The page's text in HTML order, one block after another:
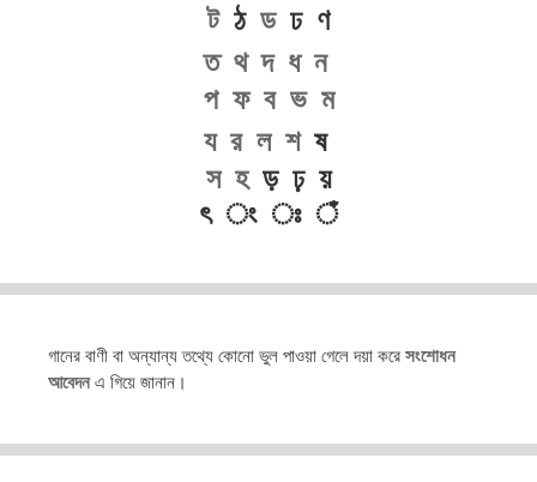
টঠ ডঢ ণ
ত থ দ ধ ন
প ফ ব ভ ম
য র ল শষ
স হড় ঢ় য়
ৎ ং ঃ ঁ
গানের বাণী বা অন্যান্য তথ্যে কোনো ভুল পাওয়া গেলে দয়া করে সংশোধন
আবেদনএ গিয়ে জানান।